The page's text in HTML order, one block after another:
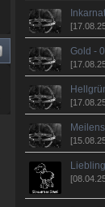
Gold -